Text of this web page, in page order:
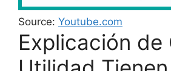
Source: Youtube.com
Explicación de